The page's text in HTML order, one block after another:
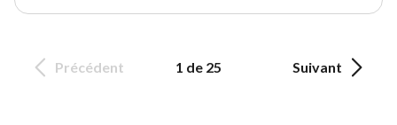
Précédent 1 de 25 Suivant